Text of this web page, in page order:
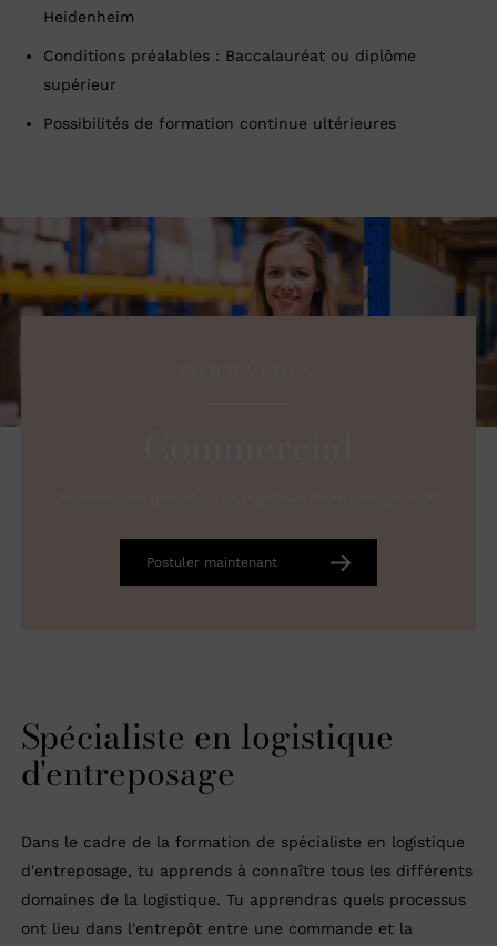
Heidenheim
Conditions préalables : Baccalauréat ou diplôme
supérieur
Possibilités de formation continue ultérieures
Postuler maintenant
Spécialiste en logistique
d'entreposage
Dans le cadre de la formation de spécialiste en logistique
d'entreposage, tu apprends à connaître tous les différents
domaines de la logistique. Tu apprendras quels processus
ont lieu dans l'entrepôt entre une commande et la